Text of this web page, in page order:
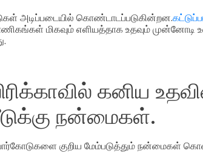
அடிப்படையில் கொண்டாடப்படுகின்றன.
மிகவும் எளியத்தாக உதவும் முன்னோடி
கனிய
நன்மைகள்.
குறிய மேம்படுத்தும் நன்மைகள்